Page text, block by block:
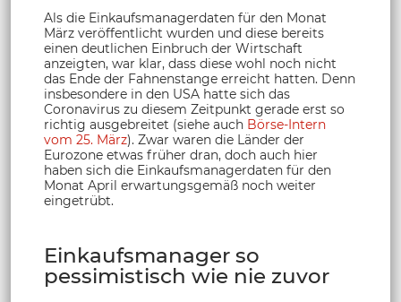
Als die Einkaufsmanagerdaten für den Monat
März veröffentlicht wurden und diese bereits
einen deutlichen Einbruch der Wirtschaft
anzeigten, war klar, dass diese wohl noch nicht
das Ende der Fahnenstange erreicht hatten. Denn
insbesondere in den USA hatte sich das
Coronavirus zu diesem Zeitpunkt gerade erst so
richtig ausgebreitet (siehe auch Börse-Intern
vom 25. März). Zwar waren die Länder der
Eurozone etwas früher dran, doch auch hier
haben sich die Einkaufsmanagerdaten für den
Monat April erwartungsgemäß noch weiter
eingetrübt.
Einkaufsmanager so
pessimistisch wie nie zuvor